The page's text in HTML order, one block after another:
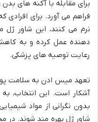
برای مقابله با آکنه های
فراهم می آورد. برای
نرم می کنند، این شاور
دهنده عمل کرده و به
رعایت توصیه های پزشکی.
تعهد میس ادن به سلامت
آشکار است. این انتخاب،
بدون نگرانی از مواد
شاور ژل بهره مند شوند.